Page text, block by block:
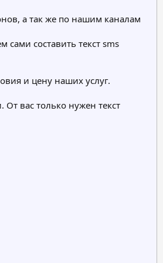
а так же по нашим каналам
сами составить текст sms
и цену наших услуг.
вас только нужен текст